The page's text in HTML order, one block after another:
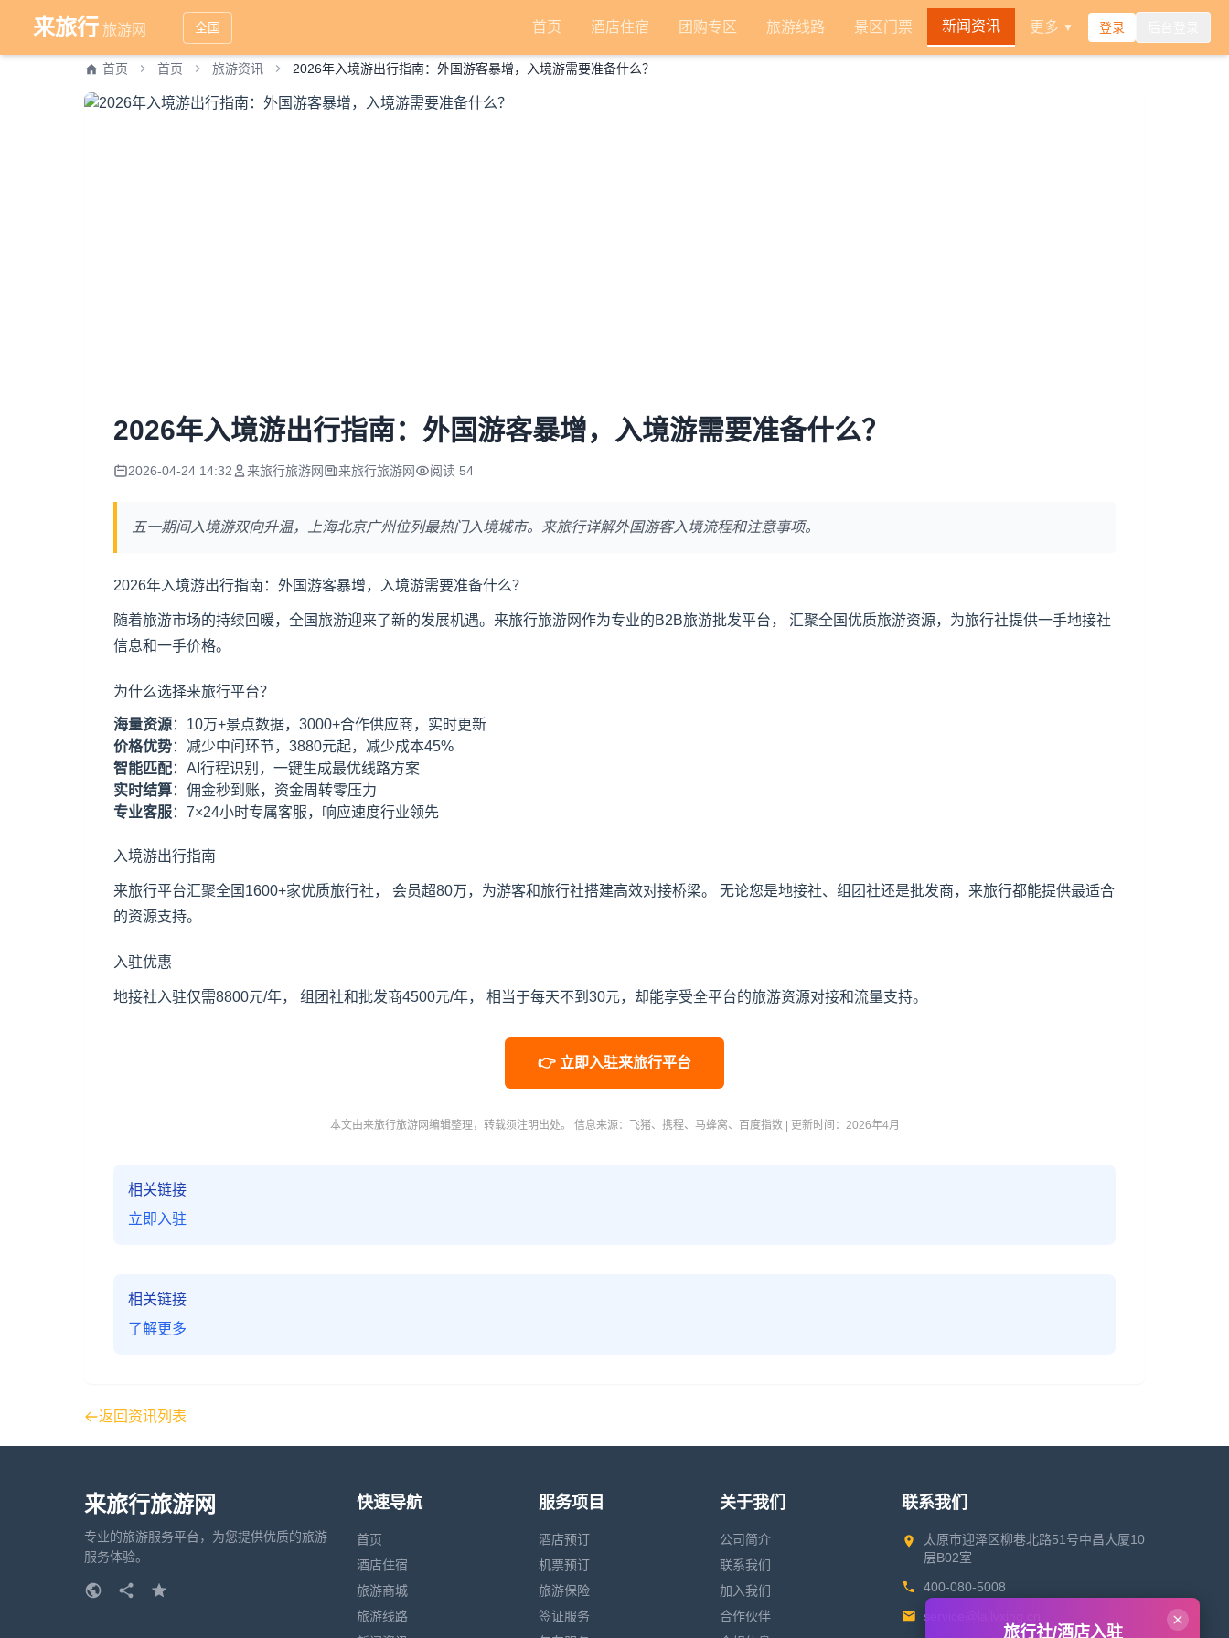
来旅行 旅游网 全国 首页 酒店住宿 团购专区 旅游线路 景区门票 新闻资讯 更多 ▼ 登录
首页 首页 旅游资讯 2026年入境游出行指南：外国游客暴增，入境游需要准备什么？
2026年入境游出行指南：外国游客暴增，入境游需要准备什么？
2026-04-24 14:32 来旅行旅游网 来旅行旅游网 阅读 54
五一期间入境游双向升温，上海北京广州位列最热门入境城市。来旅行详解外国游客入境流程和注意事项。
2026年入境游出行指南：外国游客暴增，入境游需要准备什么？
随着旅游市场的持续回暖，全国旅游迎来了新的发展机遇。来旅行旅游网作为专业的B2B旅游批发平台， 汇聚全国优质旅游资源，为旅行社提供一手地接社
信息和一手价格。
为什么选择来旅行平台？
海量资源：10万+景点数据，3000+合作供应商，实时更新
价格优势：减少中间环节，3880元起，减少成本45%
智能匹配：AI行程识别，一键生成最优线路方案
实时结算：佣金秒到账，资金周转零压力
专业客服：7×24小时专属客服，响应速度行业领先
入境游出行指南
来旅行平台汇聚全国1600+家优质旅行社， 会员超80万，为游客和旅行社搭建高效对接桥梁。 无论您是地接社、组团社还是批发商，来旅行都能提供最适合
的资源支持。
入驻优惠
地接社入驻仅需8800元/年， 组团社和批发商4500元/年， 相当于每天不到30元，却能享受全平台的旅游资源对接和流量支持。
👉 立即入驻来旅行平台
本文由来旅行旅游网编辑整理，转载须注明出处。 信息来源：飞猪、携程、马蜂窝、百度指数 | 更新时间：2026年4月
相关链接
立即入驻
相关链接
了解更多
返回资讯列表
来旅行旅游网
专业的旅游服务平台，为您提供优质的旅游
服务体验。
快速导航
首页
酒店住宿
旅游商城
旅游线路
服务项目
酒店预订
机票预订
旅游保险
签证服务
关于我们
公司简介
联系我们
加入我们
合作伙伴
联系我们
太原市迎泽区柳巷北路51号中昌大厦10
层B02室
400-080-5008
service@lailvxing.cn
旅行社/酒店入驻